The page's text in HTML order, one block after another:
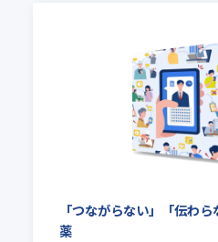
「つながらない」「伝わ
薬